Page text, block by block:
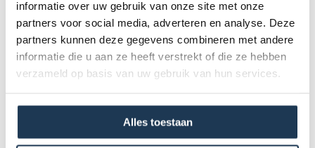
informatie over uw gebruik van onze site met onze
partners voor social media, adverteren en analyse. Deze
partners kunnen deze gegevens combineren met andere
informatie die u aan ze heeft verstrekt of die ze hebben
verzameld op basis van uw gebruik van hun services.
Alles toestaan